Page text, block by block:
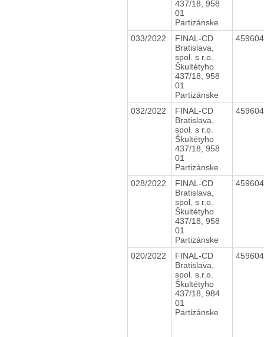
437/18, 958
01
Partizánske
033/2022
FINAL-CD
Bratislava,
spol. s r.o.
Škultétyho
437/18, 958
01
Partizánske
032/2022
FINAL-CD
Bratislava,
spol. s r.o.
Škultétyho
437/18, 958
01
Partizánske
028/2022
FINAL-CD
Bratislava,
spol. s r.o.
Škultétyho
437/18, 958
01
Partizánske
020/2022
FINAL-CD
Bratislava,
spol. s.r.o.
Škultétyho
437/18, 984
01
Partizánske